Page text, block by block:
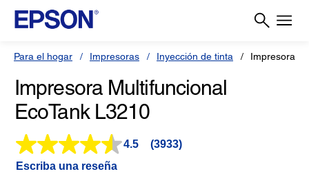
Para el hogar Impresoras Inyección de tinta Impresora
Impresora Multifuncional
EcoTank L3210
4.5
Lea
(3933)
Escriba una reseña